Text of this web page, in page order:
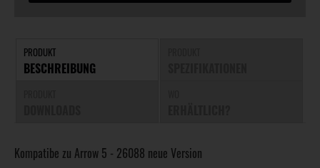
PRODUKT
BESCHREIBUNG
Kompatibe zu Arrow 5 - 26088 neue Version